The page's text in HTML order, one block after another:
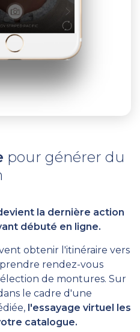
pour générer du
la dernière action
débuté en ligne.
obtenir l'itinéraire vers
rendez-vous
de montures. Sur
le cadre d'une
l'essayage virtuel les
catalogue.